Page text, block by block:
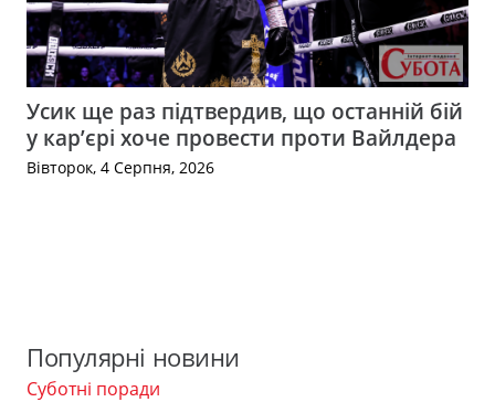
Усик ще раз підтвердив, що останній бій
у кар’єрі хоче провести проти Вайлдера
Вівторок, 4 Серпня, 2026
Популярні новини
Суботні поради